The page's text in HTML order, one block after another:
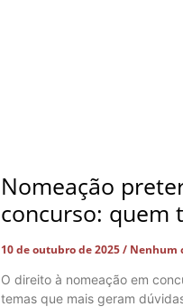
Nomeação
concurso: quem
10 de outubro de 2025 Nenhum
O direito à nomeação em
temas que mais geram